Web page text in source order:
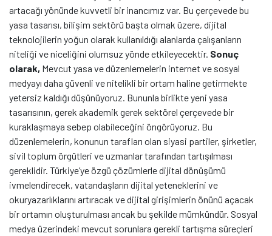
artacağı yönünde kuvvetli bir inancımız var. Bu çerçevede bu
yasa tasarısı, bilişim sektörü başta olmak üzere, dijital
teknolojilerin yoğun olarak kullanıldığı alanlarda çalışanların
niteliği ve niceliğini olumsuz yönde etkileyecektir. Sonuç
olarak, Mevcut yasa ve düzenlemelerin internet ve sosyal
medyayı daha güvenli ve nitelikli bir ortam haline getirmekte
yetersiz kaldığı düşünüyoruz. Bununla birlikte yeni yasa
tasarısının, gerek akademik gerek sektörel çerçevede bir
kuraklaşmaya sebep olabileceğini öngörüyoruz. Bu
düzenlemelerin, konunun tarafları olan siyasi partiler, şirketler,
sivil toplum örgütleri ve uzmanlar tarafından tartışılması
gereklidir. Türkiye’ye özgü çözümlerle dijital dönüşümü
ivmelendirecek, vatandaşların dijital yeteneklerini ve
okuryazarlıklarını artıracak ve dijital girişimlerin önünü açacak
bir ortamın oluşturulması ancak bu şekilde mümkündür. Sosyal
medya üzerindeki mevcut sorunlara gerekli tartışma süreçleri